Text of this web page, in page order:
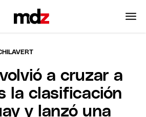
a cruzar a
la clasificación
y lanzó una